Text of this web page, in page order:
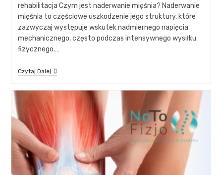
rehabilitacja Czym jest naderwanie mięśnia? Naderwanie
mięśnia to częściowe uszkodzenie jego struktury, które
zazwyczaj występuje wskutek nadmiernego napięcia
mechanicznego, często podczas intensywnego wysiłku
fizycznego.…
Czytaj Dalej